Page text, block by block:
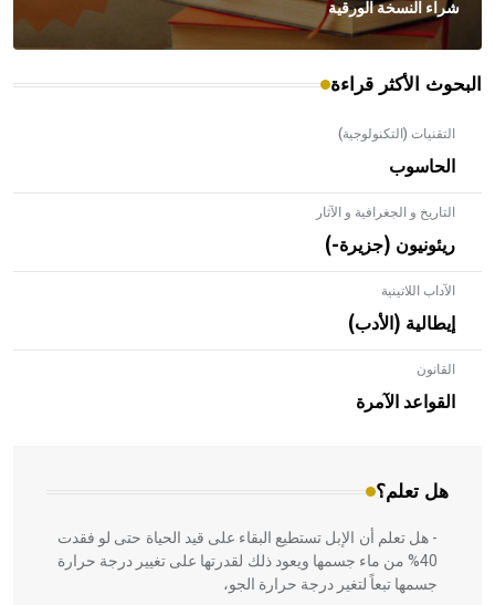
شراء النسخة الورقية
البحوث الأكثر قراءة
التقنيات (التكنولوجية)
الحاسوب
التاريخ و الجغرافية و الآثار
ريئونيون (جزيرة-)
الآداب اللاتينية
إيطالية (الأدب)
القانون
القواعد الآمرة
هل تعلم؟
- هل تعلم أن الأبلق نوع من الفنون الهندسية التي ارتبطت
بالعمارة الإسلامية في بلاد الشام ومصر خاصة، حيث يحرص
المعمار على بناء مداميكه وخاصة في الواجهات
- هل تعلم أن الإبل تستطيع البقاء على قيد الحياة حتى لو فقدت
40% من ماء جسمها ويعود ذلك لقدرتها على تغيير درجة حرارة
جسمها تبعاً لتغير درجة حرارة الجو،